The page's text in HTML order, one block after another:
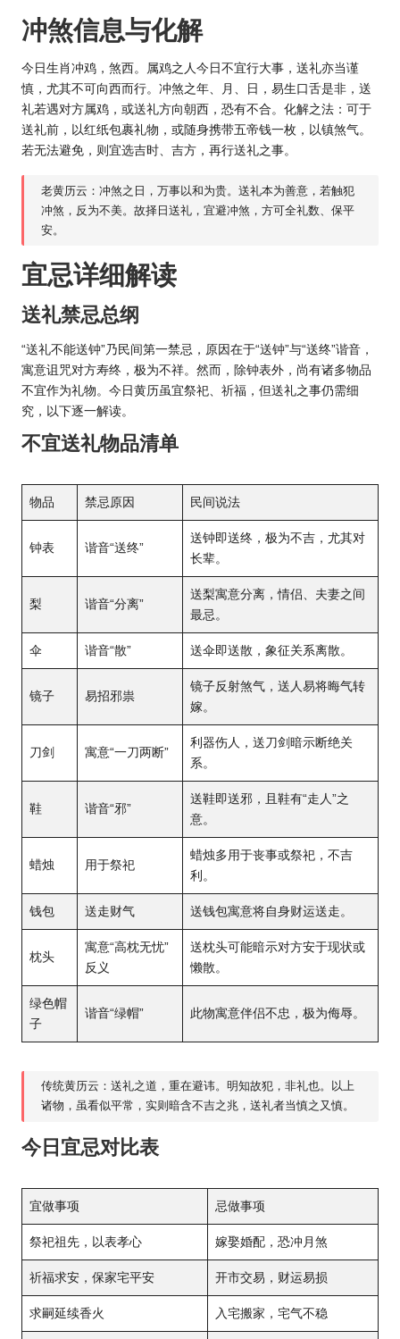
冲煞信息与化解
今日 生肖冲鸡，煞西。属鸡之人今日不宜行大事，送礼亦当谨
慎，尤其不可向西而行。冲煞之年、月、日，易生口舌是非，送
礼若遇对方属鸡，或送礼方向朝西，恐有不合。化解之法：可于
送礼前，以红纸包裹礼物，或随身携带五帝钱一枚，以镇煞气。
若无法避免，则宜选吉时、吉方，再行送礼之事。
老黄历云：冲煞之日，万事以和为贵。送礼本为善意，若触犯
冲煞，反为不美。故择日送礼，宜避冲煞，方可全礼数、保平
安。
宜忌详细解读
送礼禁忌总纲
“送礼不能送钟”乃民间第一禁忌，原因在于“送钟”与“送终”谐音，
寓意诅咒对方寿终，极为不祥。然而，除钟表外，尚有诸多物品
不宜作为礼物。今日黄历虽宜祭祀、祈福，但送礼之事仍需细
究，以下逐一解读。
不宜送礼物品清单
物品 禁忌原因 民间说法
钟表 谐音“送终”
送钟即送终，极为不吉，尤其对
长辈。
梨 谐音“分离”
送梨寓意分离，情侣、夫妻之间
最忌。
伞 谐音“散” 送伞即送散，象征关系离散。
镜子 易招邪祟
镜子反射煞气，送人易将晦气转
嫁。
刀剑 寓意“一刀两断”
利器伤人，送刀剑暗示断绝关
系。
鞋 谐音“邪”
送鞋即送邪，且鞋有“走人”之
意。
蜡烛 用于祭祀
蜡烛多用于丧事或祭祀，不吉
利。
钱包 送走财气 送钱包寓意将自身财运送走。
枕头
寓意“高枕无忧”
反义
送枕头可能暗示对方安于现状或
懒散。
绿色帽
子
谐音“绿帽” 此物寓意伴侣不忠，极为侮辱。
传统黄历云：送礼之道，重在避讳。明知故犯，非礼也。以上
诸物，虽看似平常，实则暗含不吉之兆，送礼者当慎之又慎。
今日宜忌对比表
宜做事项 忌做事项
祭祀祖先，以表孝心 嫁娶婚配，恐冲月煞
祈福求安，保家宅平安 开市交易，财运易损
求嗣延续香火 入宅搬家，宅气不稳